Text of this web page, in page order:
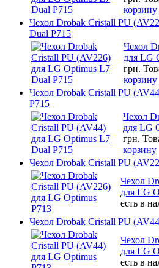
корзину
Чехол Drobak Cristall PU
Dual P715
Чехол
для LG
грн.
корзину
Чехол Drobak Cristall PU
P715
Чехол
для LG
грн.
корзину
Чехол Drobak Cristall PU
Чехол
для LG
есть в
Чехол Drobak Cristall PU
Чехол
для LG
есть в